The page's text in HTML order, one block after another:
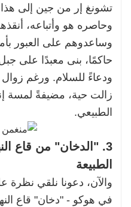
تشونغ إر من جين إلى هذا
وحاصره هو وأتباعه،
وساعدوهم على العبور
حاكمًا، بنى معبدًا على
ودعاءً للسلام. ورغم زوال
زالت حية، مضيفةً لمسة
الطبيعي.
3. "الدخان" من قاع
الطبيعة
والآن، دعونا نلقي نظرة
في هوكو - "دخان" قاع